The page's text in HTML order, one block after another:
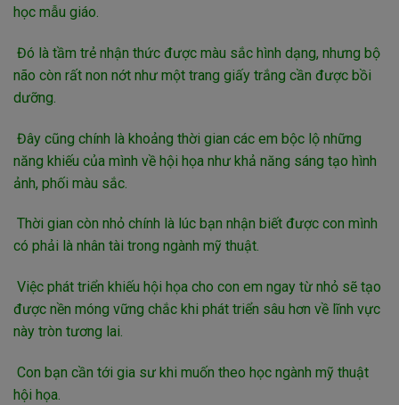
học mẫu giáo.
Đó là tầm trẻ nhận thức được màu sắc hình dạng, nhưng bộ
não còn rất non nớt như một trang giấy trắng cần được bồi
dưỡng.
Đây cũng chính là khoảng thời gian các em bộc lộ những
năng khiếu của mình về hội họa như khả năng sáng tạo hình
ảnh, phối màu sắc.
Thời gian còn nhỏ chính là lúc bạn nhận biết được con mình
có phải là nhân tài trong ngành mỹ thuật.
Việc phát triển khiếu hội họa cho con em ngay từ nhỏ sẽ tạo
được nền móng vững chắc khi phát triển sâu hơn về lĩnh vực
này tròn tương lai.
Con bạn cần tới gia sư khi muốn theo học ngành mỹ thuật
hội họa.